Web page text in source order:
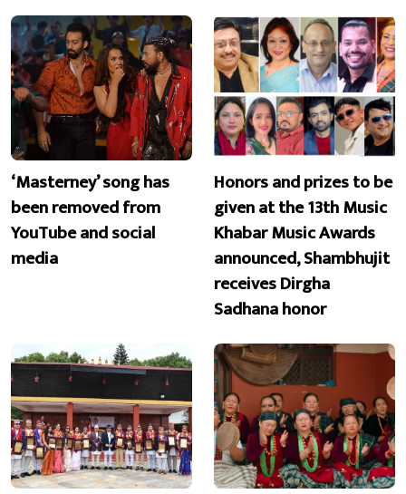
‘Masterney’ song has
been removed from
YouTube and social
media
Honors and prizes to be
given at the 13th Music
Khabar Music Awards
announced, Shambhujit
receives Dirgha
Sadhana honor